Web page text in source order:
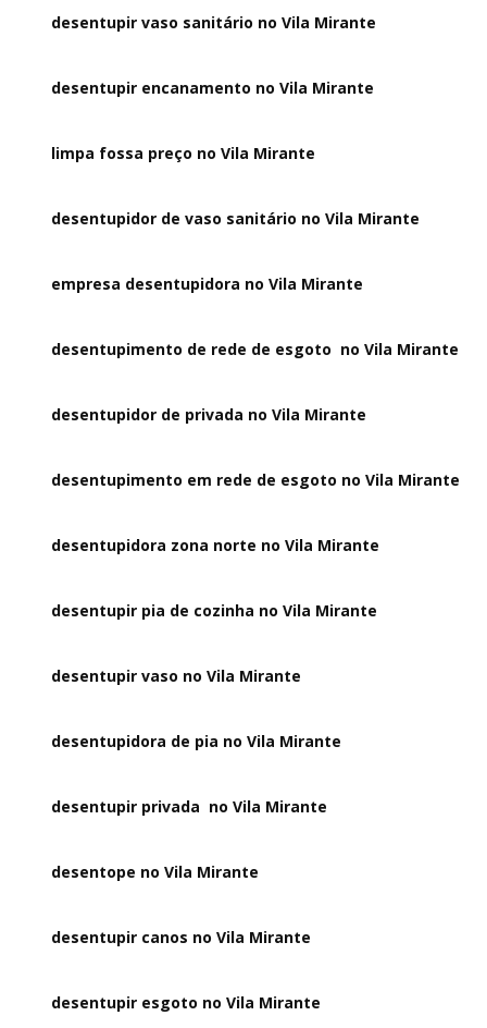
desentupir vaso sanitário no Vila Mirante
desentupir encanamento no Vila Mirante
limpa fossa preço no Vila Mirante
desentupidor de vaso sanitário no Vila Mirante
empresa desentupidora no Vila Mirante
desentupimento de rede de esgoto no Vila Mirante
desentupidor de privada no Vila Mirante
desentupimento em rede de esgoto no Vila Mirante
desentupidora zona norte no Vila Mirante
desentupir pia de cozinha no Vila Mirante
desentupir vaso no Vila Mirante
desentupidora de pia no Vila Mirante
desentupir privada no Vila Mirante
desentope no Vila Mirante
desentupir canos no Vila Mirante
desentupir esgoto no Vila Mirante